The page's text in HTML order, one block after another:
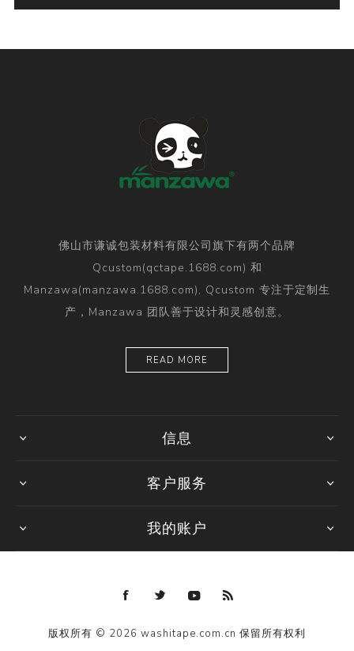
佛山市谦诚包装材料有限公司旗下有两个品牌
Qcustom(qctape.1688.com) 和
Manzawa(manzawa.1688.com), Qcustom 专注于定制生
产，Manzawa 团队善于设计和灵感创意。
READ MORE
信息
客户服务
我的账户
版权所有 © 2026 washitape.com.cn 保留所有权利